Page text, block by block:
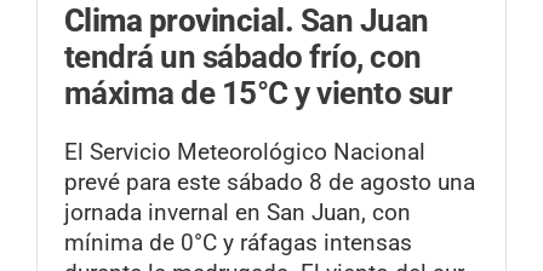
Clima provincial. San Juan
tendrá un sábado frío, con
máxima de 15°C y viento sur
El Servicio Meteorológico Nacional
prevé para este sábado 8 de agosto una
jornada invernal en San Juan, con
mínima de 0°C y ráfagas intensas